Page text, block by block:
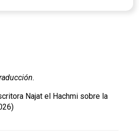
Najat el Hachmi sobre la